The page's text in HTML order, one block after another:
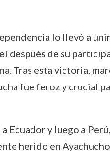
lo llevó a
después de su
Tras esta victoria,
fue feroz y crucial
Ecuador y luego a
herido en